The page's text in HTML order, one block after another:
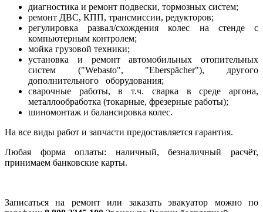
диагностика и ремонт подвески, тормозных систем;
ремонт ДВС, КПП, трансмиссии, редукторов;
регулировка развал/схождения колес на стенде с
компьютерным контролем;
мойка грузовой техники;
установка и ремонт автомобильных отопительных
систем ("Webasto", "Eberspächer"), другого
дополнительного оборудования;
сварочные работы, в т.ч. сварка в среде аргона,
металлообработка (токарные, фрезерные работы);
шиномонтаж и балансировка колес.
На все виды работ и запчасти предоставляется гарантия.
Любая форма оплаты: наличный, безналичный расчёт,
принимаем банковские карты.
Записаться на ремонт или заказать эвакуатор можно по